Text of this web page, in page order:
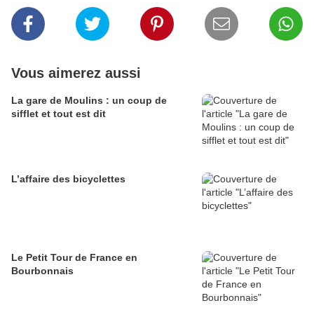
Vous aimerez aussi
La gare de Moulins : un coup de
sifflet et tout est dit
L’affaire des bicyclettes
Le Petit Tour de France en
Bourbonnais